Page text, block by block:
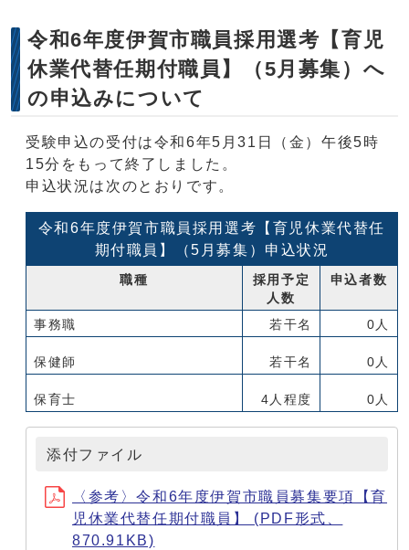
令和6年度伊賀市職員採用選考【育児
休業代替任期付職員】（5月募集）へ
の申込みについて
受験申込の受付は令和6年5月31日（金）午後5時
15分をもって終了しました。
申込状況は次のとおりです。
令和6年度伊賀市職員採用選考【育児休業代替任
期付職員】（5月募集）申込状況
職種
採用予定
人数
申込者数
事務職 若干名 0人
保健師 若干名 0人
保育士 4人程度 0人
添付ファイル
〈参考〉令和6年度伊賀市職員募集要項【育
児休業代替任期付職員】 (PDF形式、
870.91KB)